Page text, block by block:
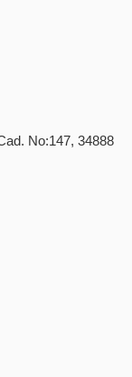
No:147, 34888